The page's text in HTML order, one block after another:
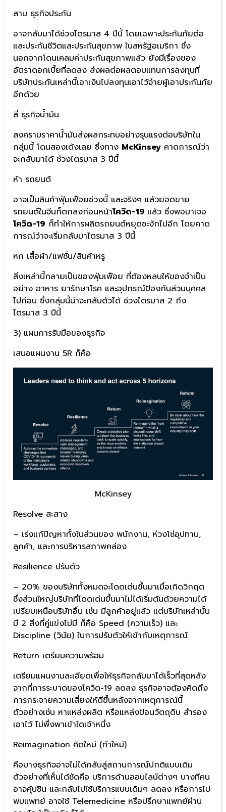
สาม ธุรกิจประกัน
อาจกลับมาได้ช่วงไตรมาส 4 ปีนี้ โดยเฉพาะประกันภัยต่อ
และประกันชีวิตและประกันสุขภาพ ในสหรัฐอเมริกา ซึ่ง
นอกจากโดนเคลมค่าประกันสุขภาพแล้ว ยังมีเรื่องของ
อัตราดอกเบี้ยที่ลดลง ส่งผลต่อผลตอบแทนการลงทุนที่
บริษัทประกันเหล่านี้เอาเงินไปลงทุนเอาไว้จ่ายผู้เอาประกันภัย
อีกด้วย
สี่ ธุรกิจน้ำมัน
สงครามราคาน้ำมันส่งผลกระทบอย่างรุนแรงต่อบริษัทใน
กลุ่มนี้ โดนสองเด้งเลย ซึ่งทาง McKinsey คาดการณ์ว่า
จะกลับมาได้ ช่วงไตรมาส 3 ปีนี้
ห้า รถยนต์
อาจเป็นสินค้าฟุ่มเฟือยช่วงนี้ และจริงๆ แล้วยอดขาย
รถยนต์ในจีนก็ตกลงก่อนหน้าโควิด-19 แล้ว ซึ่งพอมาเจอ
โควิด-19 ก็ทำให้การผลิตรถยนต์หยุดชะงักไปอีก โดยคาด
การณ์ว่าจะเริ่มกลับมาไตรมาส 3 ปีนี้
หก เสื้อผ้า/แฟชั่น/สินค้าหรู
สิ่งเหล่านี้กลายเป็นของฟุ่มเฟือย ที่ต้องหลบให้ของจำเป็น
อย่าง อาหาร ยารักษาโรค และอุปกรณ์ป้องกันส่วนบุคคล
ไปก่อน ซึ่งกลุ่มนี้น่าจะกลับตัวได้ ช่วงไตรมาส 2 ถึง
ไตรมาส 3 ปีนี้
3) แผนการรับมือของธุรกิจ
เสนอแผนงาน 5R ก็คือ
McKinsey
Resolve สะสาง
– เร่งแก้ปัญหาทั้งในส่วนของ พนักงาน, ห่วงโซ่อุปทาน,
ลูกค้า, และการบริหารสภาพคล่อง
Resilience ปรับตัว
– 20% ของบริษัททั้งหมดจะโดดเด่นขึ้นมาเมื่อเกิดวิกฤต
ซึ่งส่วนใหญ่บริษัทที่โดดเด่นขึ้นมาไม่ได้เริ่มต้นด้วยความได้
เปรียบเหนือบริษัทอื่น เช่น มีลูกค้าอยู่แล้ว แต่บริษัทเหล่านั้น
มี 2 สิ่งที่คู่แข่งไม่มี ก็คือ Speed (ความเร็ว) และ
Discipline (วินัย) ในการปรับตัวให้เข้ากับเหตุการณ์
Return เตรียมความพร้อม
เตรียมแผนงานละเอียดเพื่อให้ธุรกิจกลับมาได้เร็วที่สุดหลัง
จากที่การระบาดของโควิด-19 ลดลง ธุรกิจอาจต้องคิดถึง
การกระจายความเสี่ยงให้ดีขึ้นหลังจากเหตุการณ์นี้
ตัวอย่างเช่น หาแหล่งผลิต หรือแหล่งป้อนวัตถุดิบ สำรอง
เอาไว้ ไม่พึ่งพาเข้าใดเจ้าหนึ่ง
Reimagination คิดใหม่ (ทำใหม่)
คือบางธุรกิจอาจไม่ได้กลับสู่สถานการณ์ปกติแบบเดิม
ตัวอย่างที่เห็นได้ชัดคือ บริการด้านออนไลน์ต่างๆ บางทีคน
อาจคุ้นชิน และกลับไปใช้บริการแบบเดิมๆ ลดลง หรือการไป
พบแพทย์ อาจใช้ Telemedicine หรือปรึกษาแพทย์ผ่าน